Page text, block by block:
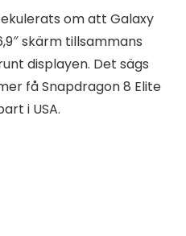
om att Galaxy
skärm tillsammans
displayen. Det sägs
få Snapdragon 8 Elite
i USA.